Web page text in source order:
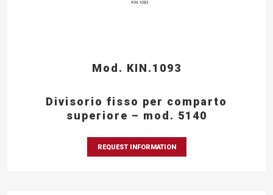
Mod. KIN.1093
Divisorio fisso per comparto
superiore – mod. 5140
REQUEST INFORMATION